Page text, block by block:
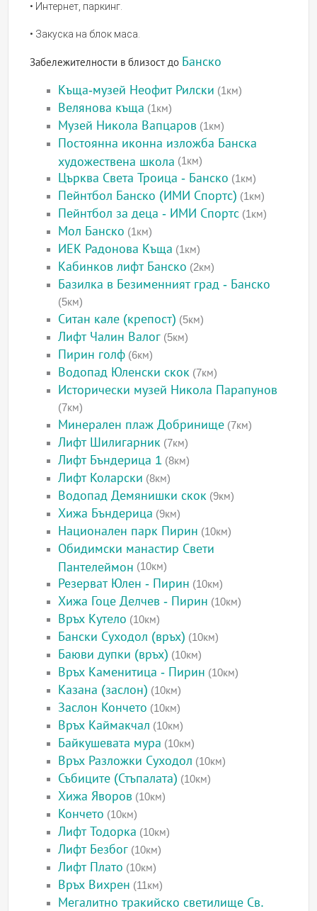
• Интернет, паркинг.
• Закуска на блок маса.
Забележителности в близост до Банско
Къща-музей Неофит Рилски (1км)
Велянова къща (1км)
Музей Никола Вапцаров (1км)
Постоянна иконна изложба Банска
художествена школа (1км)
Църква Света Троица - Банско (1км)
Пейнтбол Банско (ИМИ Спортс) (1км)
Пейнтбол за деца - ИМИ Спортс (1км)
Мол Банско (1км)
ИЕК Радонова Къща (1км)
Кабинков лифт Банско (2км)
Базилка в Безименният град - Банско
(5км)
Ситан кале (крепост) (5км)
Лифт Чалин Валог (5км)
Пирин голф (6км)
Водопад Юленски скок (7км)
Исторически музей Никола Парапунов
(7км)
Минерален плаж Добринище (7км)
Лифт Шилигарник (7км)
Лифт Бъндерица 1 (8км)
Лифт Коларски (8км)
Водопад Демянишки скок (9км)
Хижа Бъндерица (9км)
Национален парк Пирин (10км)
Обидимски манастир Свети
Пантелеймон (10км)
Резерват Юлен - Пирин (10км)
Хижа Гоце Делчев - Пирин (10км)
Връх Кутело (10км)
Бански Суходол (връх) (10км)
Баюви дупки (връх) (10км)
Връх Каменитица - Пирин (10км)
Казана (заслон) (10км)
Заслон Кончето (10км)
Връх Каймакчал (10км)
Байкушевата мура (10км)
Връх Разложки Суходол (10км)
Събиците (Стъпалата) (10км)
Хижа Яворов (10км)
Кончето (10км)
Лифт Тодорка (10км)
Лифт Безбог (10км)
Лифт Плато (10км)
Връх Вихрен (11км)
Мегалитно тракийско светилище Св.